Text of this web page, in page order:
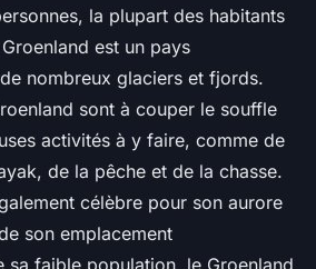
la plupart des habitants
est un pays
nombreux glaciers et fjords.
sont à couper le souffle
activités à y faire, comme de
de la pêche et de la chasse.
célèbre pour son aurore
son emplacement